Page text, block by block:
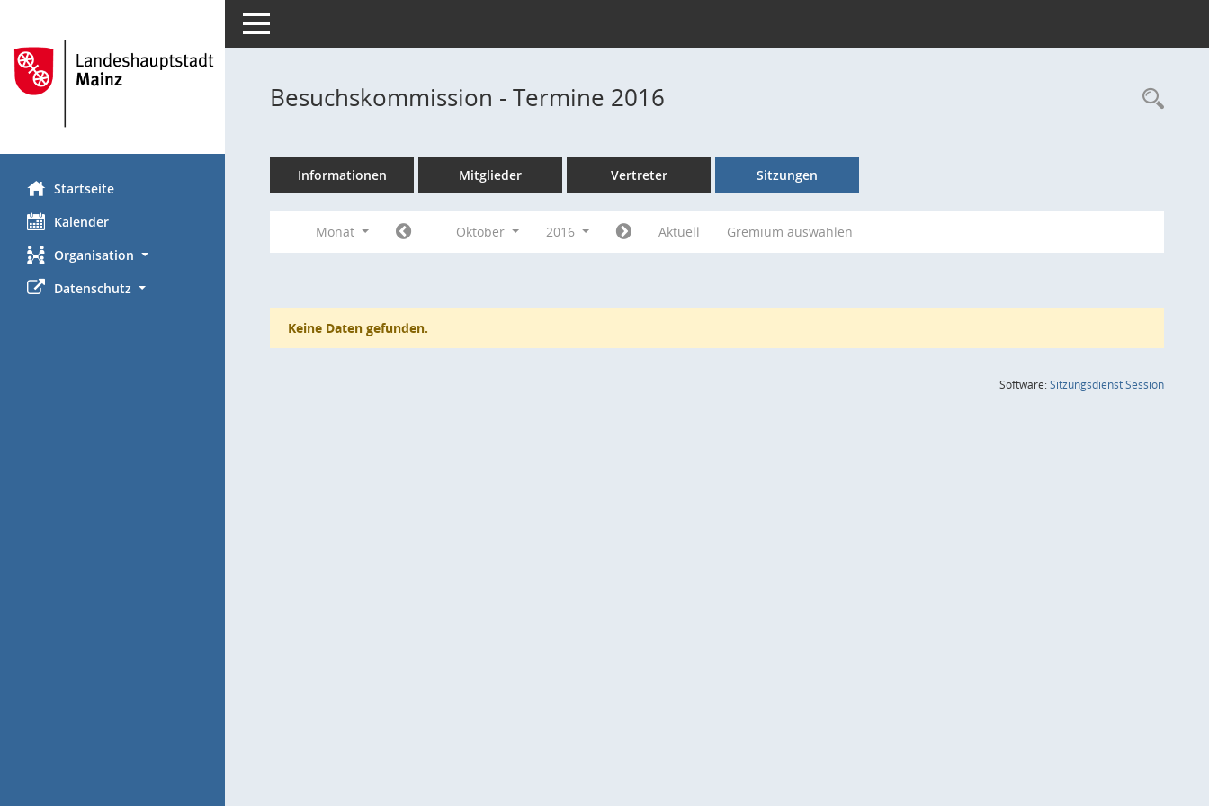
Startseite
Kalender
Organisation
Datenschutz
Toggle navigation
Besuchskommission - Termine 2016
Informationen Mitglieder Vertreter Sitzungen
Monat Oktober 2016 Aktuell Gremium auswählen
Keine Daten gefunden.
Software:SitzungsdienstSession(Wird in